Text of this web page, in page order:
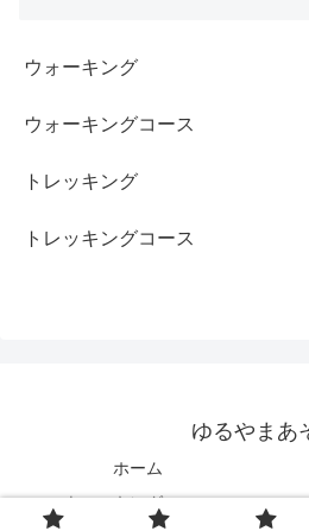
ウォーキング
ウォーキングコース
トレッキング
トレッキングコース
ゆるやまあ
ホーム
ウォーキングコース